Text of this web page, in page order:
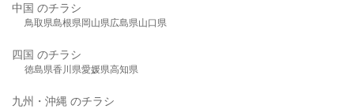
中国 のチラシ
鳥取県島根県岡山県広島県山口県
四国 のチラシ
徳島県香川県愛媛県高知県
九州・沖縄 のチラシ